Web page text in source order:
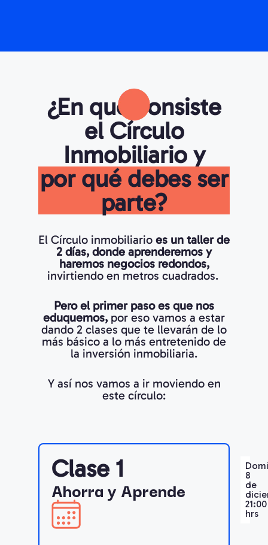
¿En qué consiste
el Círculo
Inmobiliario y
por qué debes ser
parte?
El Círculo inmobiliario es un taller de
2 días, donde aprenderemos y
haremos negocios redondos,
invirtiendo en metros cuadrados.
Pero el primer paso es que nos
eduquemos, por eso vamos a estar
dando 2 clases que te llevarán de lo
más básico a lo más entretenido de
la inversión inmobiliaria.
Y así nos vamos a ir moviendo en
este círculo:
Clase 1
Ahorra y Aprende
8
de
21:00
hrs